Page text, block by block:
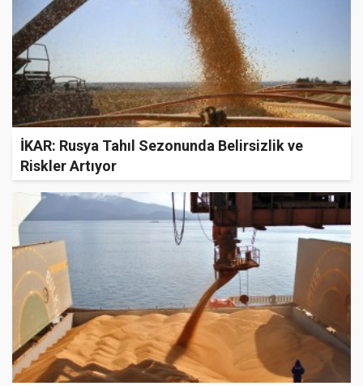
İKAR: Rusya Tahıl Sezonunda Belirsizlik ve
Riskler Artıyor